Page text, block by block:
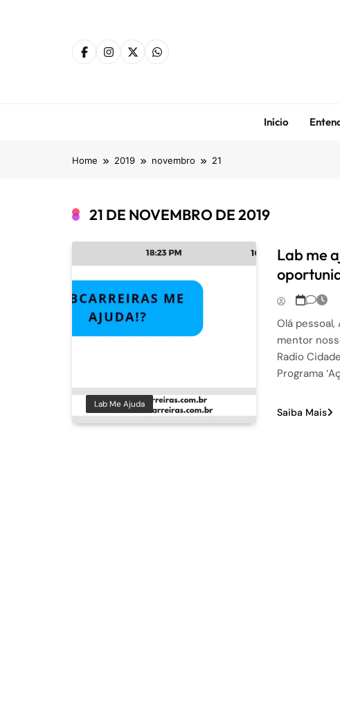
Início
Home 2019 novembro 21
21 DE NOVEMBRO DE 2019
Lab Me Ajuda
Lab me
Olá
mentor
Radio
Programa
Saiba Mais